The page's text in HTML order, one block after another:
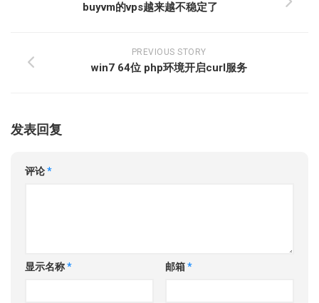
buyvm的vps越来越不稳定了
PREVIOUS STORY
win7 64位 php环境开启curl服务
发表回复
评论*
显示名称* 邮箱*